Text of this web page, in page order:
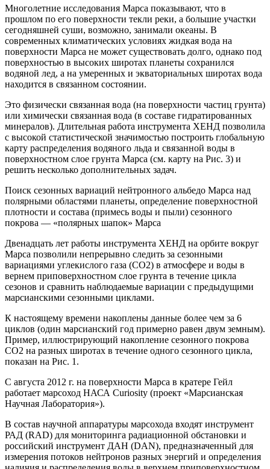
Многолетние исследования Марса показывают, что в
прошлом по его поверхности текли реки, а большие участки
сегодняшней суши, возможно, занимали океаны. В
современных климатических условиях жидкая вода на
поверхности Марса не может существовать долго, однако под
поверхностью в высоких широтах планеты сохранился
водяной лед, а на умеренных и экваториальных широтах вода
находится в связанном состоянии.
Это физически связанная вода (на поверхности частиц грунта)
или химически связанная вода (в составе гидратированных
минералов). Длительная работа инструмента ХЕНД позволила
с высокой статистической значимостью построить глобальную
карту распределения водяного льда и связанной воды в
поверхностном слое грунта Марса (см. карту на Рис. 3) и
решить несколько дополнительных задач.
Поиск сезонных вариаций нейтронного альбедо Марса над
полярными областями планеты, определение поверхностной
плотности и состава (примесь воды и пыли) сезонного
покрова — «полярных шапок» Марса
Двенадцать лет работы инструмента ХЕНД на орбите вокруг
Марса позволили непрерывно следить за сезонными
вариациями углекислого газа (CO2) в атмосфере и воды в
вернем приповерхностном слое грунта в течение цикла
сезонов и сравнить наблюдаемые вариации с предыдущими
марсианскими сезонными циклами.
К настоящему времени накоплены данные более чем за 6
циклов (один марсианский год примерно равен двум земным).
Пример, иллюстрирующий накопление сезонного покрова
CO2 на разных широтах в течение одного сезонного цикла,
показан на Рис. 1.
С августа 2012 г. на поверхности Марса в кратере Гейл
работает марсоход НАСА Curiosity (проект «Марсианская
Научная Лаборатория»).
В состав научной аппаратуры марсохода входят инструмент
РАД (RAD) для мониторинга радиационной обстановки и
российский инструмент ДАН (DAN), предназначенный для
измерения потоков нейтронов разных энергий и определения